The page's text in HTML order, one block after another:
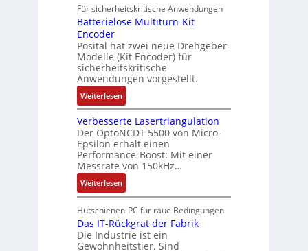
g
s
i
c
h
e
r
e
E
n
t
w
i
c
k
l
u
n
g
o
t
i
k
M
i
l
l
i
o
n
e
n
A
r
b
e
i
t
s
k
r
ä
t
o
m
a
t
i
x
p
a
n
d
i
e
r
t
f
t
r
a
g
s
e
i
n
g
a
n
g
i
m
s
c
Für sicherheitskritische Anwendungen
Batterielose Multiturn-Kit
Encoder
Posital hat zwei neue Drehgeber-
Modelle (Kit Encoder) für
sicherheitskritische
Anwendungen vorgestellt.
Weiterlesen:
B
a
t
t
e
r
i
e
l
o
s
Verbesserte Lasertriangulation
Der OptoNCDT 5500 von Micro-
Epsilon erhält einen
Performance-Boost: Mit einer
Messrate von 150kHz…
Weiterlesen:
V
e
r
b
e
Hutschienen-PC für raue Bedingungen
Das IT-Rückgrat der Fabrik
Die Industrie ist ein
Gewohnheitstier. Sind